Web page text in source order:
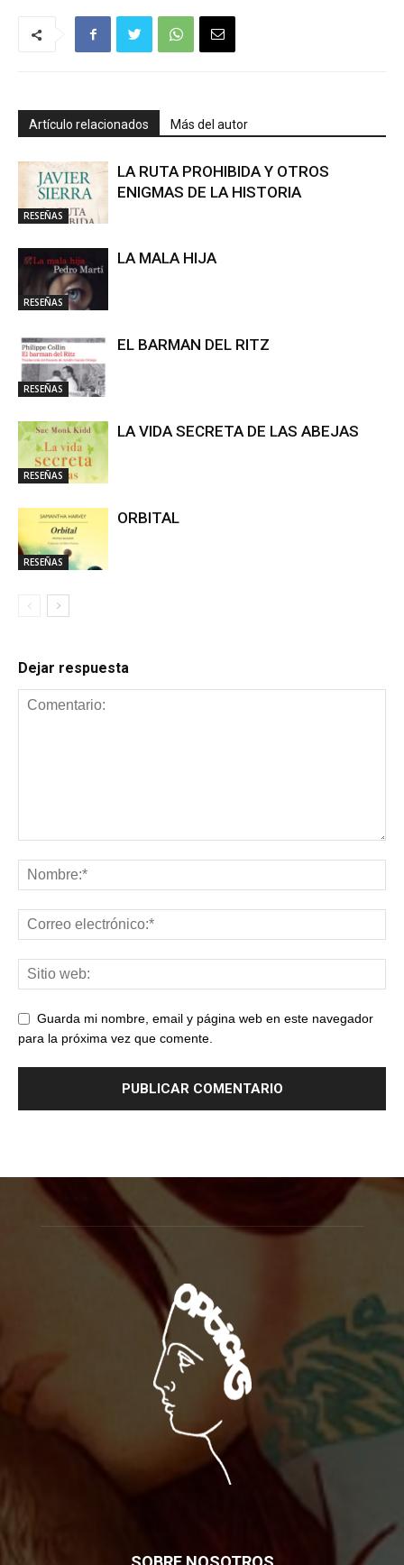
Artículo relacionados Más del autor
RESEÑAS
LA RUTA PROHIBIDA Y OTROS
ENIGMAS DE LA HISTORIA
RESEÑAS
LA MALA HIJA
RESEÑAS
EL BARMAN DEL RITZ
RESEÑAS
LA VIDA SECRETA DE LAS ABEJAS
RESEÑAS
ORBITAL
Dejar respuesta
Guarda mi nombre, email y página web en este navegador
para la próxima vez que comente.